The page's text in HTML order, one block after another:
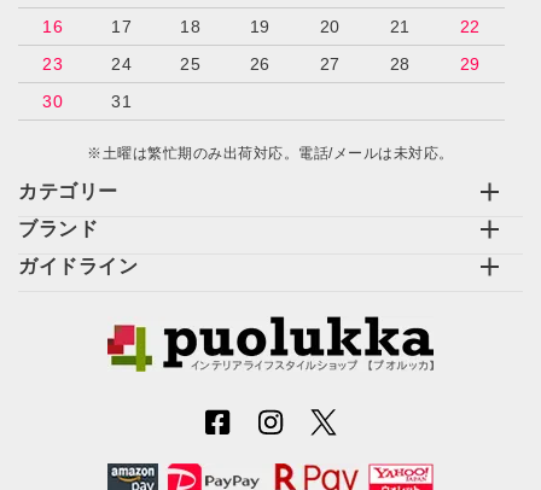
カテゴリー
ブランド
ガイドライン
16
17 18 19 20 21
22
23
24 25 26 27 28
29
30
31
※土曜は繁忙期のみ出荷対応。電話/メールは未対応。